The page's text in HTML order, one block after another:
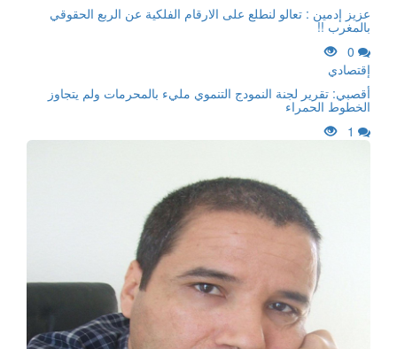
عزيز إدمين : تعالو لنطلع على الارقام الفلكية عن الربع الحقوقي
بالمغرب !!
0
إقتصادي
أقصبي: تقرير لجنة النمودج التنموي مليء بالمحرمات ولم يتجاوز
الخطوط الحمراء
1